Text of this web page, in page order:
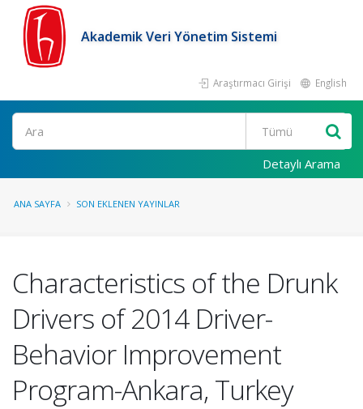
Akademik Veri Yönetim Sistemi
Araştırmacı Girişi English
Ara
Detaylı Arama
ANA SAYFA SON EKLENEN YAYINLAR
Characteristics of the Drunk
Drivers of 2014 Driver-
Behavior Improvement
Program-Ankara, Turkey